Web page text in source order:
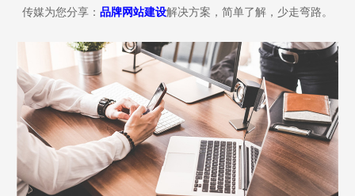
传媒为您分享： 品牌网站建设解决方案，简单了解，少走弯路。